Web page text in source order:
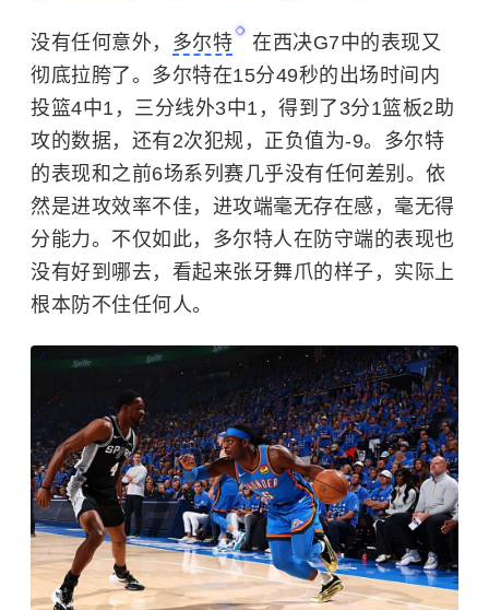
没有任何意外， 多尔特
在西决G7中的表现又
彻底拉胯了。多尔特在15分49秒的出场时间内
投篮4中1，三分线外3中1，得到了3分1篮板2助
攻的数据，还有2次犯规，正负值为-9。多尔特
的表现和之前6场系列赛几乎没有任何差别。依
然是进攻效率不佳，进攻端毫无存在感，毫无得
分能力。不仅如此，多尔特人在防守端的表现也
没有好到哪去，看起来张牙舞爪的样子，实际上
根本防不住任何人。